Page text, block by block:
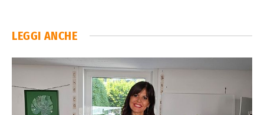
LEGGI ANCHE